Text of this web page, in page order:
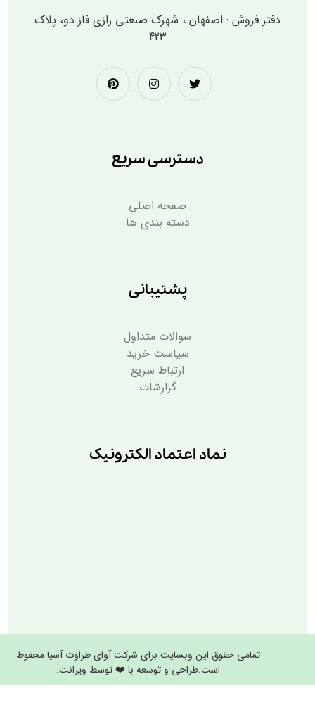
دفتر فروش : اصفهان ، شهرک صنعتی رازی فاز دو، پلاک
423
دسترسی سریع
صفحه اصلی
دسته بندی ها
پشتیبانی
سوالات متداول
سیاست خرید
ارتباط سریع
گزارشات
نماد اعتماد الکترونیک
تمامی حقوق این وبسایت برای شرکت آوای طراوت آسیا محفوظ
است.طراحی و توسعه با ❤️ توسط ویرانت.